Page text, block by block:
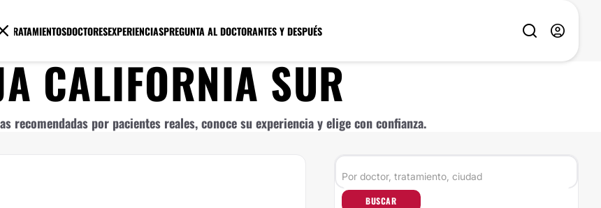
TRATAMIENTOSDOCTORESEXPERIENCIASPREGUNTA AL DOCTORANTES Y DESPUÉS
CALIFORNIA SUR
recomendadas por pacientes reales, conoce su experiencia y elige con confianza.
BUSCAR